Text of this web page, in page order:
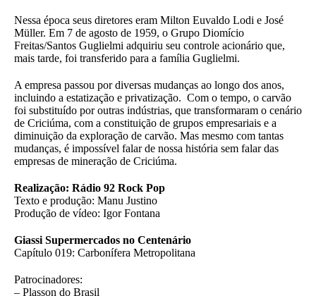
Nessa época seus diretores eram Milton Euvaldo Lodi e José
Müller. Em 7 de agosto de 1959, o Grupo Diomício
Freitas/Santos Guglielmi adquiriu seu controle acionário que,
mais tarde, foi transferido para a família Guglielmi.
A empresa passou por diversas mudanças ao longo dos anos,
incluindo a estatização e privatização. Com o tempo, o carvão
foi substituído por outras indústrias, que transformaram o cenário
de Criciúma, com a constituição de grupos empresariais e a
diminuição da exploração de carvão. Mas mesmo com tantas
mudanças, é impossível falar de nossa história sem falar das
empresas de mineração de Criciúma.
Realização: Rádio 92 Rock Pop
Texto e produção: Manu Justino
Produção de vídeo: Igor Fontana
Giassi Supermercados no Centenário
Capítulo 019: Carbonífera Metropolitana
Patrocinadores:
– Plasson do Brasil